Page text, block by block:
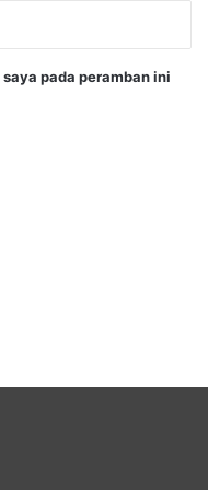
pada peramban ini